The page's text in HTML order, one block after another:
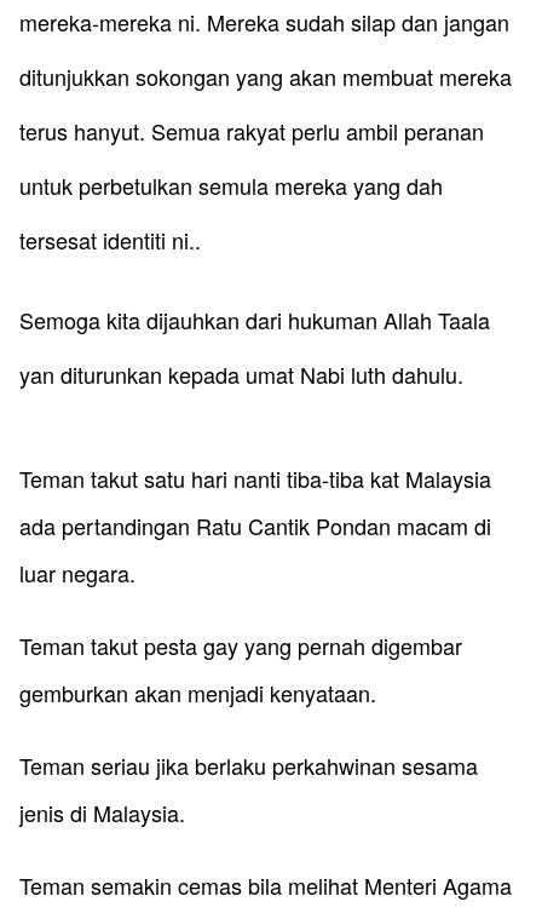
mereka-mereka ni. Mereka sudah silap dan jangan
ditunjukkan sokongan yang akan membuat mereka
terus hanyut. Semua rakyat perlu ambil peranan
untuk perbetulkan semula mereka yang dah
tersesat identiti ni..
​Semoga kita dijauhkan dari hukuman Allah Taala
yan diturunkan kepada umat Nabi luth dahulu.
​Teman takut satu hari nanti tiba-tiba kat Malaysia
ada pertandingan Ratu Cantik Pondan macam di
luar negara.
Teman takut pesta gay yang pernah digembar
gemburkan akan menjadi kenyataan.
Teman seriau jika berlaku perkahwinan sesama
jenis di Malaysia.
Teman semakin cemas bila melihat Menteri Agama